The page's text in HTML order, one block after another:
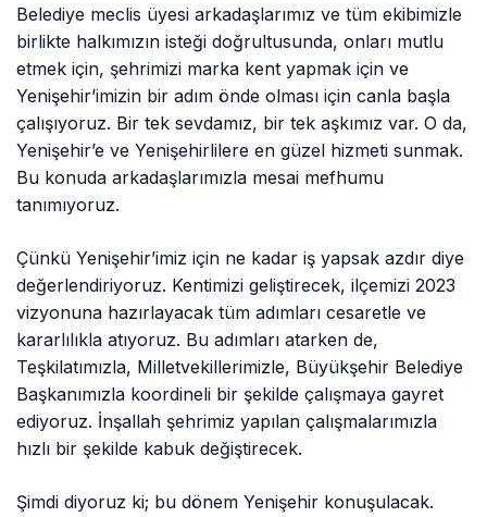
Belediye meclis üyesi arkadaşlarımız ve tüm ekibimizle
birlikte halkımızın isteği doğrultusunda, onları mutlu
etmek için, şehrimizi marka kent yapmak için ve
Yenişehir’imizin bir adım önde olması için canla başla
çalışıyoruz. Bir tek sevdamız, bir tek aşkımız var. O da,
Yenişehir’e ve Yenişehirlilere en güzel hizmeti sunmak.
Bu konuda arkadaşlarımızla mesai mefhumu
tanımıyoruz.
Çünkü Yenişehir’imiz için ne kadar iş yapsak azdır diye
değerlendiriyoruz. Kentimizi geliştirecek, ilçemizi 2023
vizyonuna hazırlayacak tüm adımları cesaretle ve
kararlılıkla atıyoruz. Bu adımları atarken de,
Teşkilatımızla, Milletvekillerimizle, Büyükşehir Belediye
Başkanımızla koordineli bir şekilde çalışmaya gayret
ediyoruz. İnşallah şehrimiz yapılan çalışmalarımızla
hızlı bir şekilde kabuk değiştirecek.
Şimdi diyoruz ki; bu dönem Yenişehir konuşulacak.